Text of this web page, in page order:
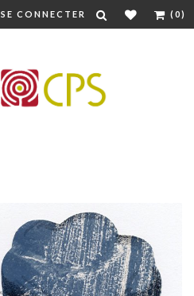
SE CONNECTER (0)